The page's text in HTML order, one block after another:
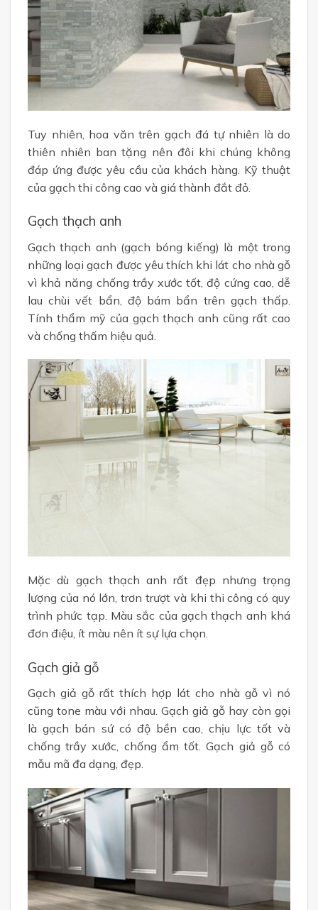
Tuy nhiên, hoa văn trên gạch đá tự nhiên là do
thiên nhiên ban tặng nên đôi khi chúng không
đáp ứng được yêu cầu của khách hàng. Kỹ thuật
của gạch thi công cao và giá thành đắt đỏ.
Gạch thạch anh
Gạch thạch anh (gạch bóng kiếng) là một trong
những loại gạch được yêu thích khi lát cho nhà gỗ
vì khả năng chống trầy xước tốt, độ cứng cao, dễ
lau chùi vết bẩn, độ bám bẩn trên gạch thấp.
Tính thẩm mỹ của gạch thạch anh cũng rất cao
và chống thấm hiệu quả.
Mặc dù gạch thạch anh rất đẹp nhưng trọng
lượng của nó lớn, trơn trượt và khi thi công có quy
trình phức tạp. Màu sắc của gạch thạch anh khá
đơn điệu, ít màu nên ít sự lựa chọn.
Gạch giả gỗ
Gạch giả gỗ rất thích hợp lát cho nhà gỗ vì nó
cũng tone màu với nhau. Gạch giả gỗ hay còn gọi
là gạch bán sứ có độ bền cao, chịu lực tốt và
chống trầy xước, chống ẩm tốt. Gạch giả gỗ có
mẫu mã đa dạng, đẹp.